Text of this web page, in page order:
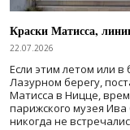
Краски Матисса,
22.07.2026
Если этим летом или
Лазурном берегу,
Матисса в Ницце,
парижского музея
никогда не